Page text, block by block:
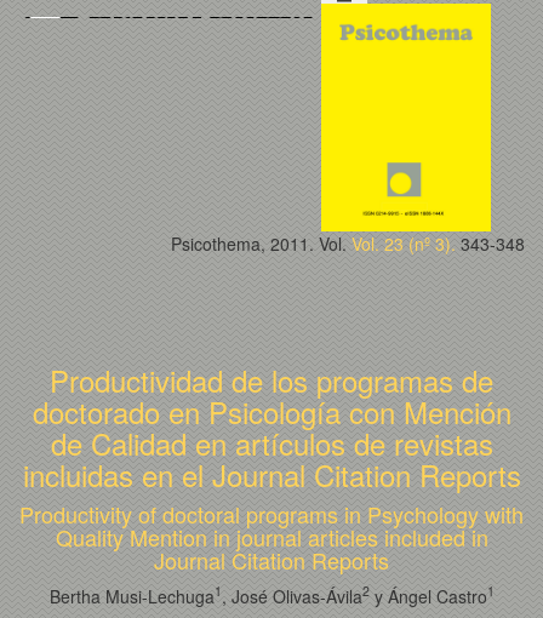
Psicothema, 2011. Vol. Vol. 23 (nº 3). 343-348
Productividad de los programas de
doctorado en Psicología con Mención
de Calidad en artículos de revistas
incluidas en el Journal Citation Reports
Productivity of doctoral programs in Psychology with
Quality Mention in journal articles included in
Journal Citation Reports
Bertha Musi-Lechuga1 , José Olivas-Ávila2y Ángel Castro1